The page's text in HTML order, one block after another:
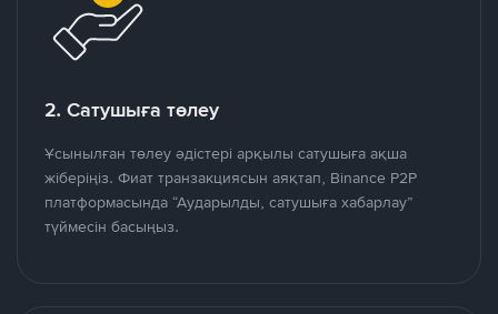
2. Сатушыға төлеу
Ұсынылған төлеу әдістері арқылы сатушыға ақша
жіберіңіз. Фиат транзакциясын аяқтап, Binance P2P
платформасында “Аударылды, сатушыға хабарлау”
түймесін басыңыз.